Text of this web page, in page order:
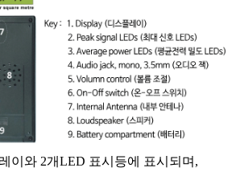
이와 2개LED 표시등에 표시되며,